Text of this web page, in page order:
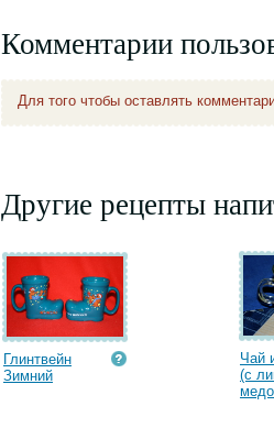
Комментарии
Для того чтобы оставлять
Другие рецепты
Глинтвейн
Зимний
Чай
(с